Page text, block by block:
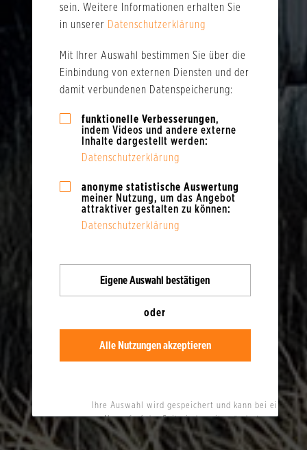
sein. Weitere Informationen erhalten Sie
in unserer Datenschutzerklärung
Mit Ihrer Auswahl bestimmen Sie über die
Einbindung von externen Diensten und der
damit verbundenen Datenspeicherung:
funktionelle Verbesserungen,
indem Videos und andere externe
Inhalte dargestellt werden:
Datenschutzerklärung
anonyme statistische Auswertung
meiner Nutzung, um das Angebot
attraktiver gestalten zu können:
Datenschutzerklärung
EigeneAuswahl bestätigen
oder
Alle Nutzungen akzeptieren
Ihre Auswahl wird gespeichert und kann bei einem
Neuaufruf der Seite jederzeit geändert werden.